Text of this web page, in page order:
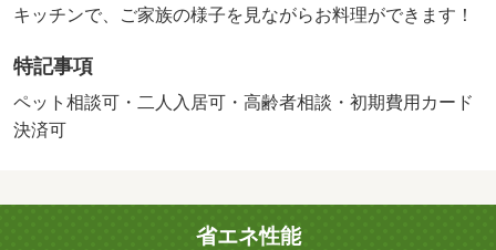
キッチンで、ご家族の様子を見ながらお料理ができます！
特記事項
ペット相談可・二人入居可・高齢者相談・初期費用カード
決済可
省エネ性能